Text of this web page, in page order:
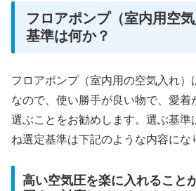
フロアポンプ（室内用空
基準は何か？
フロアポンプ（室内用の空気入れ）
なので、使い勝手が良い物で、愛着
選ぶことをお勧めします。選ぶ基準
ね選定基準は下記のような内容にな
高い空気圧を楽に入れること